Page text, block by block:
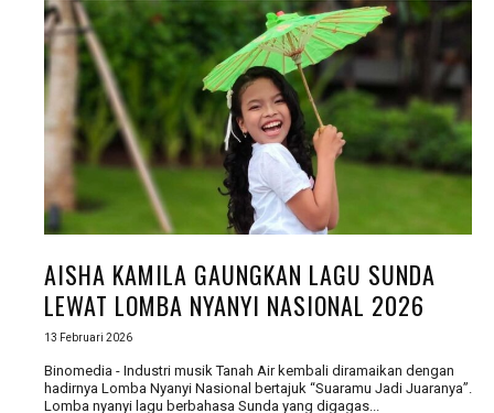
AISHA KAMILA GAUNGKAN LAGU SUNDA
LEWAT LOMBA NYANYI NASIONAL 2026
13 Februari 2026
Binomedia - Industri musik Tanah Air kembali diramaikan dengan
hadirnya Lomba Nyanyi Nasional bertajuk “Suaramu Jadi Juaranya”.
Lomba nyanyi lagu berbahasa Sunda yang digagas...